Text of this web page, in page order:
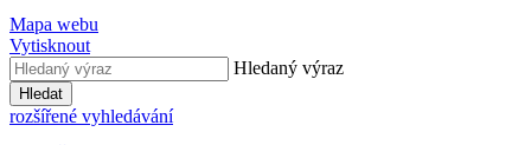
Mapa webu
Vytisknout
Hledaný výraz
Hledat
rozšířené vyhledávání